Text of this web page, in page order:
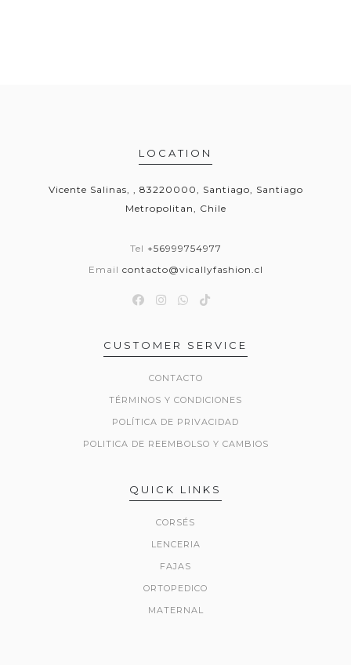
LOCATION
Vicente Salinas, , 83220000, Santiago, Santiago
Metropolitan, Chile
Tel +56999754977
Email contacto@vicallyfashion.cl
CUSTOMER SERVICE
CONTACTO
TÉRMINOS Y CONDICIONES
POLÍTICA DE PRIVACIDAD
POLITICA DE REEMBOLSO Y CAMBIOS
QUICK LINKS
CORSÉS
LENCERIA
FAJAS
ORTOPEDICO
MATERNAL